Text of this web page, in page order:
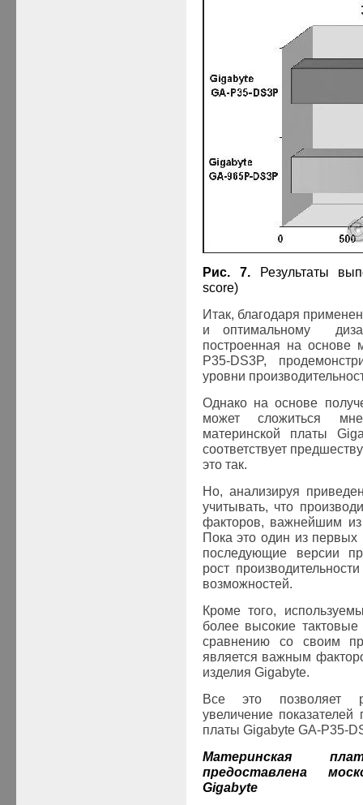
Рис. 7.Результаты
score)
Итак, благодаря
и оптимальному
построенная на основе
P35-DS3P,
уровни
Однако на основе
может сложиться
материнской платы
соответствует
это так.
Но, анализируя
учитывать, что
факторов, важнейшим
Пока это один из первых
последующие версии
рост
возможностей.
Кроме того,
более высокие
сравнению со своим
является важным
изделия Gigabyte.
Все это позволяет
увеличение показателей
платы Gigabyte GA-P35-D
Материнская
предоставлена
Gigabyte